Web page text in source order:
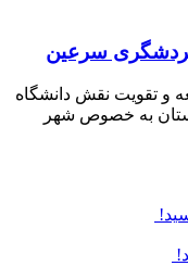
سرعین
و تقویت نقش دانشگاه
به خصوص شهر